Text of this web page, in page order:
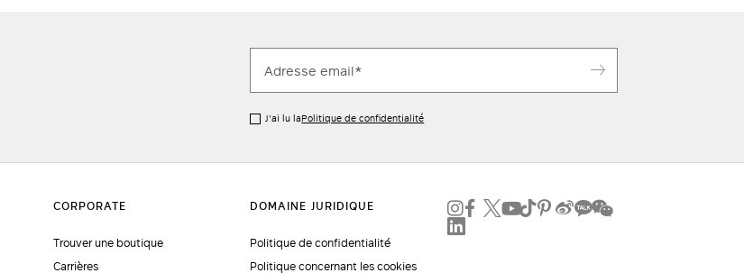
J’ai lu laPolitique de confidentialité
Trouver une boutique
Carrières
Politique de confidentialité
Politique concernant les cookies